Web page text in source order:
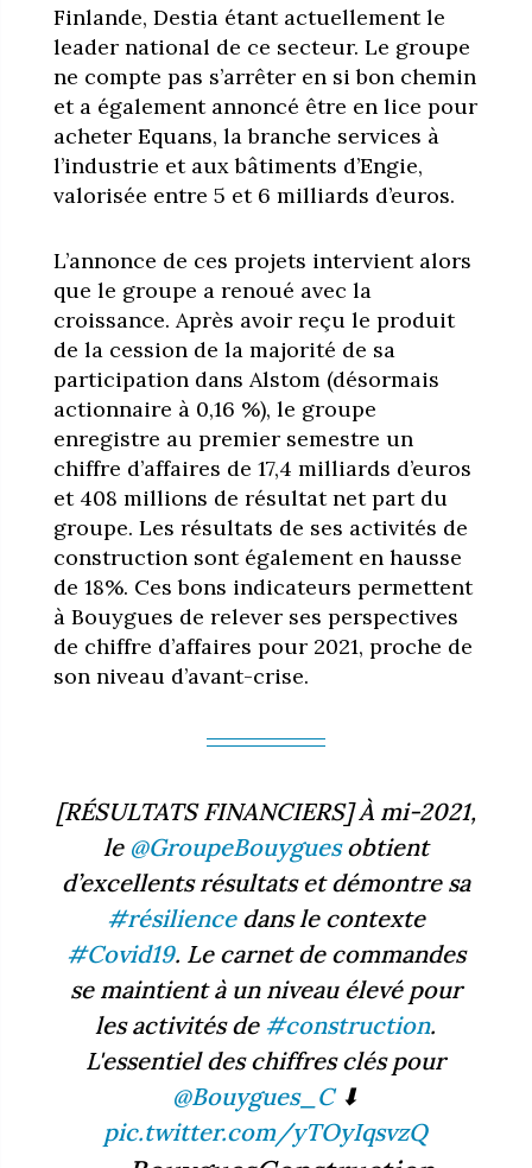
Finlande, Destia étant actuellement le
leader national de ce secteur. Le groupe
ne compte pas s’arrêter en si bon chemin
et a également annoncé être en lice pour
acheter Equans, la branche services à
l’industrie et aux bâtiments d’Engie,
valorisée entre 5 et 6 milliards d’euros.
L’annonce de ces projets intervient alors
que le groupe a renoué avec la
croissance. Après avoir reçu le produit
de la cession de la majorité de sa
participation dans Alstom (désormais
actionnaire à 0,16 %), le groupe
enregistre au premier semestre un
chiffre d’affaires de 17,4 milliards d’euros
et 408 millions de résultat net part du
groupe. Les résultats de ses activités de
construction sont également en hausse
de 18%. Ces bons indicateurs permettent
à Bouygues de relever ses perspectives
de chiffre d’affaires pour 2021, proche de
son niveau d’avant-crise.
[RÉSULTATS FINANCIERS] À mi-2021,
le @GroupeBouyguesobtient
d’excellents résultats et démontre sa
#résiliencedans le contexte
#Covid19. Le carnet de commandes
se maintient à un niveau élevé pour
les activités de #construction.
L'essentiel des chiffres clés pour
@Bouygues_C⬇
pic.twitter.com/yTOyIqsvzQ